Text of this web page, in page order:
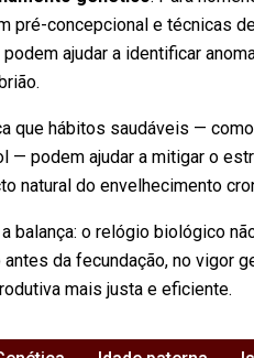
pré-concepcional e técnicas
podem ajudar a identificar
que hábitos saudáveis —
— podem ajudar a mitigar o
natural do envelhecimento
balança: o relógio biológico
da fecundação, no vigor
mais justa e eficiente.